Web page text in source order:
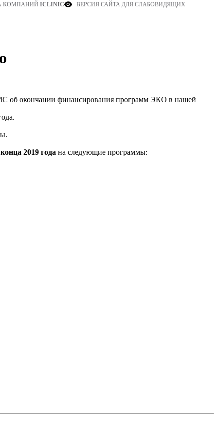
КОМПАНИЙ ICLINIC ВЕРСИЯ САЙТА ДЛЯ СЛАБОВИДЯЩИХ
об окончании финансирования программ ЭКО в нашей
2019 года на следующие программы: